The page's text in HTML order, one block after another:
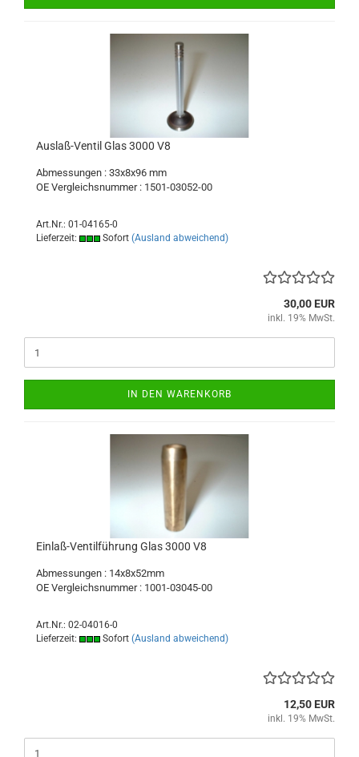
Auslaß-Ventil Glas 3000 V8
Abmessungen : 33x8x96 mm
OE Vergleichsnummer : 1501-03052-00
Art.Nr.: 01-04165-0
Lieferzeit:
Sofort (Ausland abweichend)
30,00 EUR
inkl. 19% MwSt.
IN DEN WARENKORB
Einlaß-Ventilführung Glas 3000 V8
Abmessungen : 14x8x52mm
OE Vergleichsnummer : 1001-03045-00
Art.Nr.: 02-04016-0
Lieferzeit:
Sofort (Ausland abweichend)
12,50 EUR
inkl. 19% MwSt.